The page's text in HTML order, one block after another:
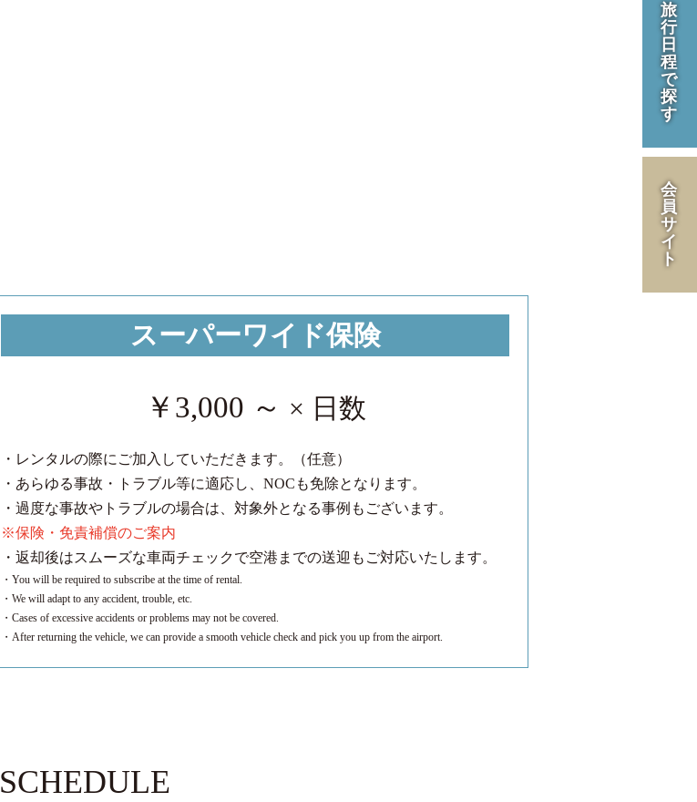
スーパーワイド保険
￥3,000 ～ × 日数
・レンタルの際にご加入していただきます。（任意）
・あらゆる事故・トラブル等に適応し、NOCも免除となります。
・過度な事故やトラブルの場合は、対象外となる事例もございます。
※保険・免責補償のご案内
・返却後はスムーズな車両チェックで空港までの送迎もご対応いたします。
・You will be required to subscribe at the time of rental.
・We will adapt to any accident, trouble, etc.
・Cases of excessive accidents or problems may not be covered.
・After returning the vehicle, we can provide a smooth vehicle check and pick you up from the airport.
SCHEDULE
旅
行
日
程
で
探
す
会
員
サ
イ
ト